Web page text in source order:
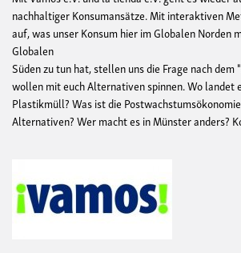
nachhaltiger Konsumansätze. Mit interaktiven
auf, was unser Konsum hier im Globalen Norden
Globalen
Süden zu tun hat, stellen uns die Frage nach dem
wollen mit euch Alternativen spinnen. Wo landet
Plastikmüll? Was ist die
Alternativen? Wer macht es in Münster anders?